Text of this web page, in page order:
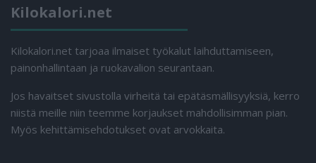
Kilokalori.net
Kilokalori.net tarjoaa ilmaiset työkalut laihduttamiseen,
painonhallintaan ja ruokavalion seurantaan.
Jos havaitset sivustolla virheitä tai epätäsmällisyyksiä, kerro
niistä meille niin teemme korjaukset mahdollisimman pian.
Myös kehittämisehdotukset ovat arvokkaita.